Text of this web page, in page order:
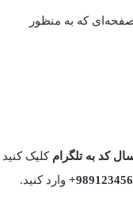
که به منظور
کد به تلگرام کلیک کنید
وارد کنید.